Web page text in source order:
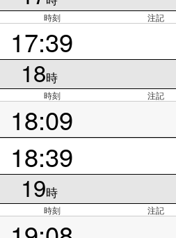
時刻 注記
17:39
18時
時刻 注記
18:09
18:39
19時
時刻 注記